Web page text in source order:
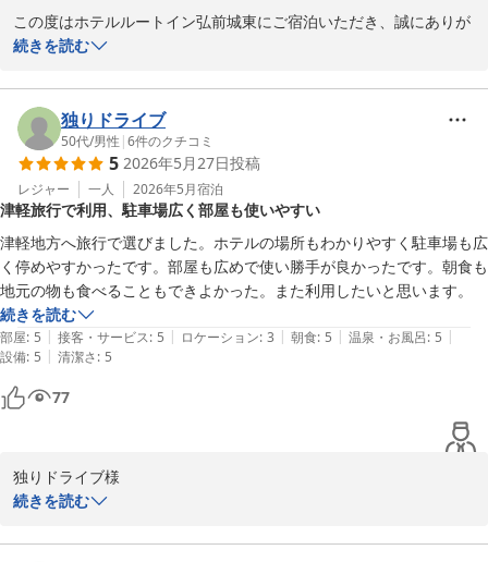
7月に入り、暑さが本格的になってまいりました。ご自愛ください
ませ。
ホテルルートイン弘前城東
フロントクラーク　木村
ホテルルートイン弘前城東
2026-07-04
この度はホテルルートイン弘前城東にご宿泊いただき、誠にありが
とうございました。
嬉しく、心より感謝申し上げます。
これからも皆様に快適で心地よいひとときをお過ごしいただけるよ
う、努めてまいります。
しかしながら、朝食バイキングでは、選ぼうとしたものが下げられ
たことで残念な思いをさせてしまい大変申し訳ございませんでし
た。
お客様目線に立って、目配り、気配りで広い視野を持ち配膳出来る
よう心掛けて参ります。
頂戴しましたご意見は、今後のサービス向上の参考とさせていただ
き、よりご満足いただける朝食の提供に努めてまいります。
貴重なご意見をお寄せいただきましたこと、深く感謝申し上げま
す。
またのご利用を心よりお待ち申し上げております。
ホテルルートイン弘前城東
2026-06-14
続きを読む
独りドライブ
50代/男性 |6件のクチコミ
5 2026年5月27日投稿
レジャー 一人 2026年5月宿泊
津軽旅行で利用、駐車場広く部屋も使いやすい
津軽地方へ旅行で選びました。ホテルの場所もわかりやすく駐車場も広
く停めやすかったです。部屋も広めで使い勝手が良かったです。朝食も
地元の物も食べることもできよかった。また利用したいと思います。
続きを読む
部屋: 5 | 接客・サービス: 5 | ロケーション: 3 | 朝食: 5 | 温泉・お風呂: 5 |
設備: 5 | 清潔さ: 5
77
独りドライブ様
して、誠にありがとうございます。
続きを読む